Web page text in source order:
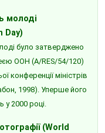
молоді
Day)
було затверджено
ООН (A/RES/54/120)
конференції міністрів
1998). Уперше його
у 2000 році.
(World